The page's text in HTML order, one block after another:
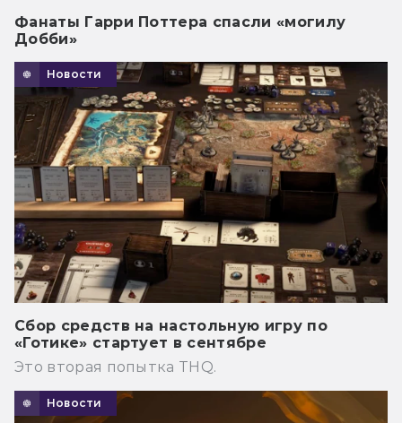
Фанаты Гарри Поттера спасли «могилу
Добби»
Новости
Сбор средств на настольную игру по
«Готике» стартует в сентябре
Это вторая попытка THQ.
Новости